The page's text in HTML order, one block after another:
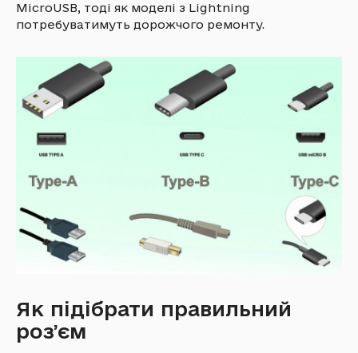
MicroUSB, тоді як моделі з Lightning
потребуватимуть дорожчого ремонту.
Як підібрати правильний
розʼєм